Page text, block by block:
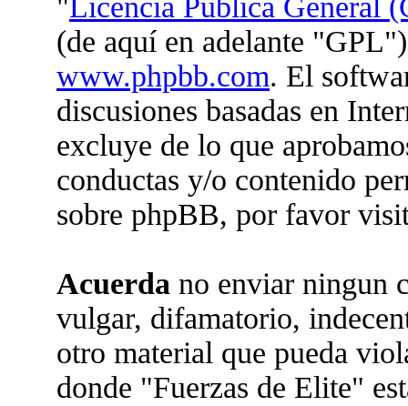
"Licencia Pública General
(de aquí en adelante
www.phpbb.com. El
discusiones basadas en
excluye de lo que
conductas y/o contenido
sobre phpBB, por favor
Acuerda no enviar ningun
vulgar, difamatorio,
otro material que pueda
donde "Fuerzas de Elite"